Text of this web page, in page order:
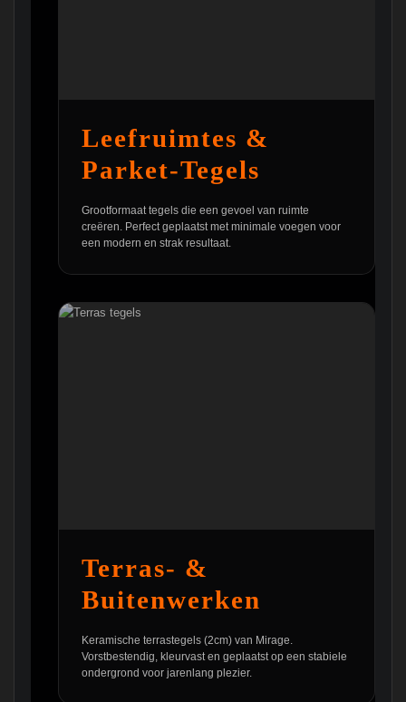
Leefruimtes &
Parket-Tegels
Grootformaat tegels die een gevoel van ruimte
creëren. Perfect geplaatst met minimale voegen voor
een modern en strak resultaat.
Terras- &
Buitenwerken
Keramische terrastegels (2cm) van Mirage.
Vorstbestendig, kleurvast en geplaatst op een stabiele
ondergrond voor jarenlang plezier.